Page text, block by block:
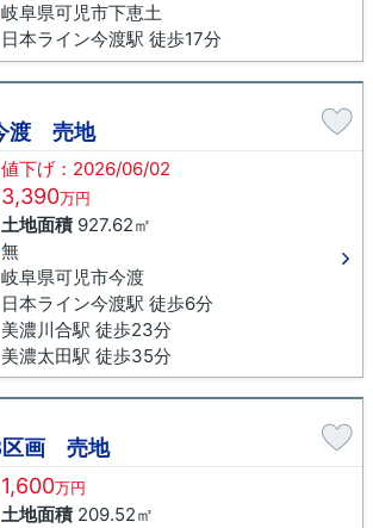
岐阜県可児市下恵土
日本ライン今渡駅 徒歩17分
渡 売地
値下げ：2026/06/02
3,390万円
土地面積927.62㎡
無
岐阜県可児市今渡
日本ライン今渡駅 徒歩6分
美濃川合駅 徒歩23分
美濃太田駅 徒歩35分
区画 売地
1,600万円
土地面積209.52㎡